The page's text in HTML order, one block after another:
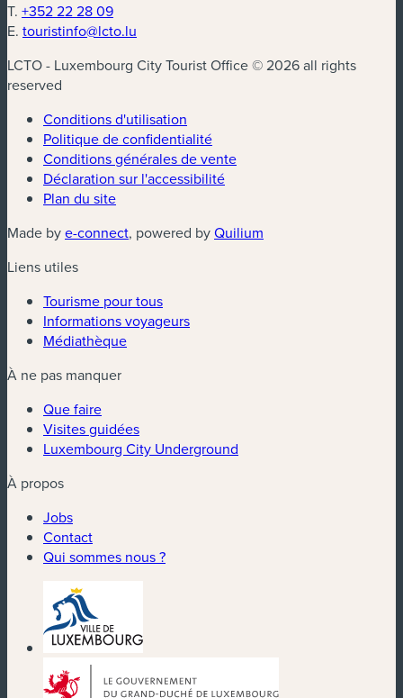
T. +352 22 28 09
E. touristinfo@lcto.lu
LCTO - Luxembourg City Tourist Office © 2026 all rights
reserved
Conditions d'utilisation
Politique de confidentialité
Conditions générales de vente
Déclaration sur l'accessibilité
Plan du site
Made bye-connect(nouvelle fenêtre)
, powered byQuilium
Liens utiles
Tourisme pour tous
Informations voyageurs
Médiathèque
À ne pas manquer
Que faire
Visites guidées
Luxembourg City Underground
À propos
Jobs
Contact
Qui sommes nous ?